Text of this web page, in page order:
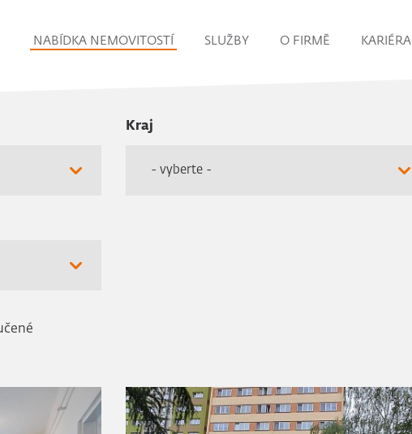
NABÍDKA NEMOVITOSTÍ SLUŽBY O FIRMĚ KARIÉRA
Kraj
- vyberte -